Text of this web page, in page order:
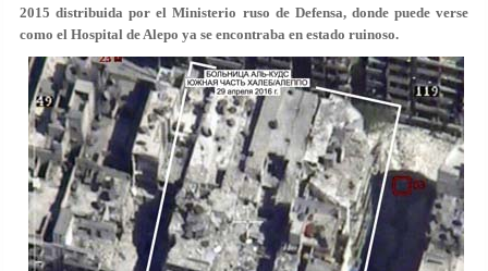
2015 distribuida por el Ministerio ruso de Defensa, donde puede verse
como el Hospital de Alepo ya se encontraba en estado ruinoso.